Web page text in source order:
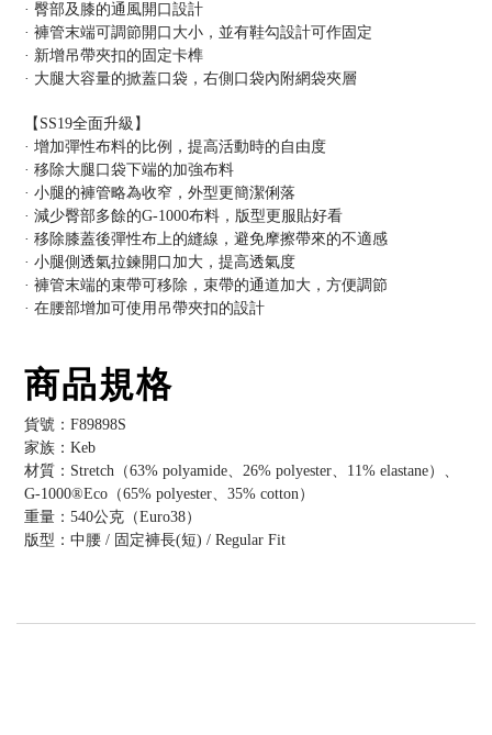
· 臀部及膝的通風開口設計
· 褲管末端可調節開口大小，並有鞋勾設計可作固定
· 新增吊帶夾扣的固定卡榫
· 大腿大容量的掀蓋口袋，右側口袋內附網袋夾層
【SS19全面升級】
· 增加彈性布料的比例，提高活動時的自由度
· 移除大腿口袋下端的加強布料
· 小腿的褲管略為收窄，外型更簡潔俐落
· 減少臀部多餘的G-1000布料，版型更服貼好看
· 移除膝蓋後彈性布上的縫線，避免摩擦帶來的不適感
· 小腿側透氣拉鍊開口加大，提高透氣度
· 褲管末端的束帶可移除，束帶的通道加大，方便調節
· 在腰部增加可使用吊帶夾扣的設計
商品規格
貨號：F89898S
家族：Keb
材質：Stretch（63% polyamide、26% polyester、11% elastane）、
G-1000®Eco（65% polyester、35% cotton）
重量：540公克（Euro38）
版型：中腰 / 固定褲長(短) / Regular Fit